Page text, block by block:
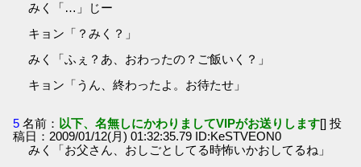
みく「…」じー
キョン「？みく？」
みく「ふぇ？あ、おわったの？ご飯いく？」
キョン「うん、終わったよ。お待たせ」
5 名前： 以下、名無しにかわりましてVIPがお送りします[] 投
稿日：2009/01/12(月) 01:32:35.79 ID:KeSTVEON0
みく「お父さん、おしごとしてる時怖いかおしてるね」